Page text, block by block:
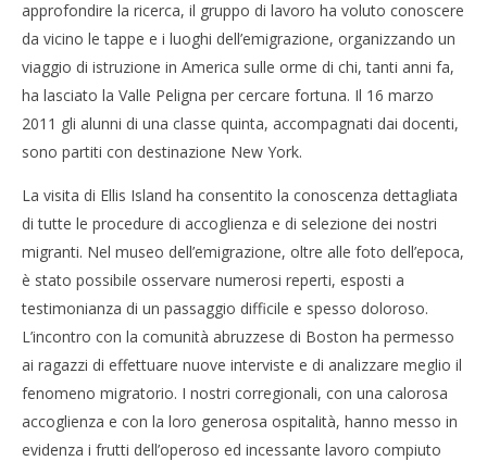
NOW VIEWING
Studenti e docenti a Sulmona sulle rotte
dell’emigrazione
25/03/2013
Redazione
approfondire la ricerca, il gruppo di lavoro ha voluto conoscere
da vicino le tappe e i luoghi dell’emigrazione, organizzando un
viaggio di istruzione in America sulle orme di chi, tanti anni fa,
ha lasciato la Valle Peligna per cercare fortuna. Il 16 marzo
2011 gli alunni di una classe quinta, accompagnati dai docenti,
sono partiti con destinazione New York.
La visita di Ellis Island ha consentito la conoscenza dettagliata
di tutte le procedure di accoglienza e di selezione dei nostri
migranti. Nel museo dell’emigrazione, oltre alle foto dell’epoca,
è stato possibile osservare numerosi reperti, esposti a
testimonianza di un passaggio difficile e spesso doloroso.
L’incontro con la comunità abruzzese di Boston ha permesso
ai ragazzi di effettuare nuove interviste e di analizzare meglio il
fenomeno migratorio. I nostri corregionali, con una calorosa
accoglienza e con la loro generosa ospitalità, hanno messo in
evidenza i frutti dell’operoso ed incessante lavoro compiuto